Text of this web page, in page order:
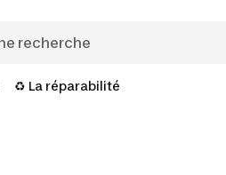
♻️ La réparabilité